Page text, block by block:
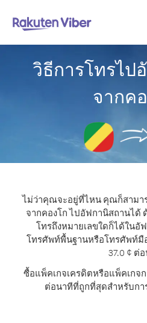
วิธีการโทรไป
จากค
ไม่ว่าคุณจะอยู่ที่ไหน คุณก็สามา
จากคองโก ไปอัฟกานิสถานได้
โทรถึงหมายเลขใดก็ได้ในอั
โทรศัพท์พื้นฐานหรือโทรศัพท์มื
37.0 ¢ ต่
ซื้อแพ็คเกจเครดิตหรือแพ็คเกจ
ต่อนาทีที่ถูกที่สุดสำหรับก